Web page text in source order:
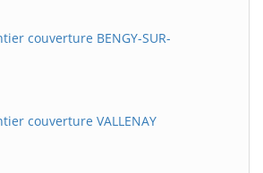
couverture BENGY-SUR-
couverture VALLENAY